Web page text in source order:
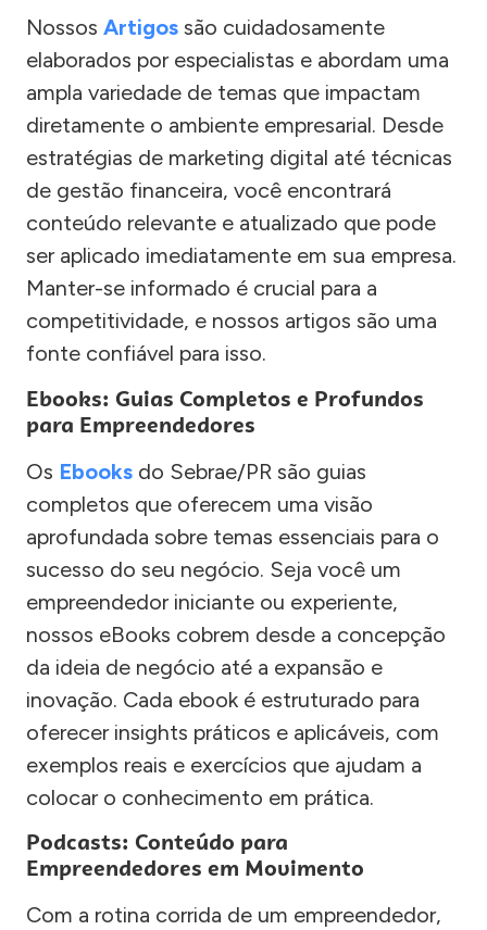
Nossos Artigos são cuidadosamente
elaborados por especialistas e abordam uma
ampla variedade de temas que impactam
diretamente o ambiente empresarial. Desde
estratégias de marketing digital até técnicas
de gestão financeira, você encontrará
conteúdo relevante e atualizado que pode
ser aplicado imediatamente em sua empresa.
Manter-se informado é crucial para a
competitividade, e nossos artigos são uma
fonte confiável para isso.
Ebooks: Guias Completos e Profundos
para Empreendedores
Os Ebooks do Sebrae/PR são guias
completos que oferecem uma visão
aprofundada sobre temas essenciais para o
sucesso do seu negócio. Seja você um
empreendedor iniciante ou experiente,
nossos eBooks cobrem desde a concepção
da ideia de negócio até a expansão e
inovação. Cada ebook é estruturado para
oferecer insights práticos e aplicáveis, com
exemplos reais e exercícios que ajudam a
colocar o conhecimento em prática.
Podcasts: Conteúdo para
Empreendedores em Movimento
Com a rotina corrida de um empreendedor,